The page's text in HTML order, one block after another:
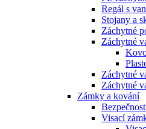
Regál s
Stojany a
Záchytné
Záchytné
Záchytné
Záchytné
Zámky a kování
Visací